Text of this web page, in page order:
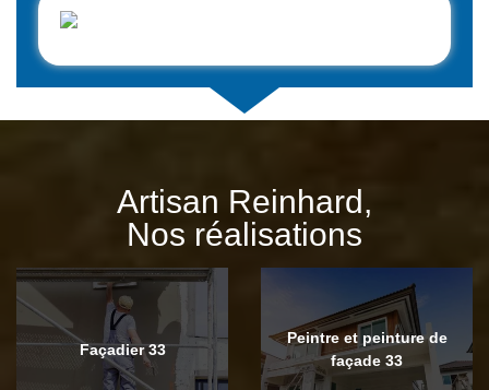
Artisan Reinhard,
Nos réalisations
Façadier 33
Peintre et peinture de
façade 33